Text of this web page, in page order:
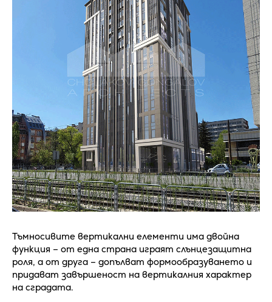
Тъмносивите вертикални елементи има двойна
функция – от една страна играят слънцезащитна
роля, а от друга – допълват формообразуването и
придават завършеност на вертикалния характер
на сградата.